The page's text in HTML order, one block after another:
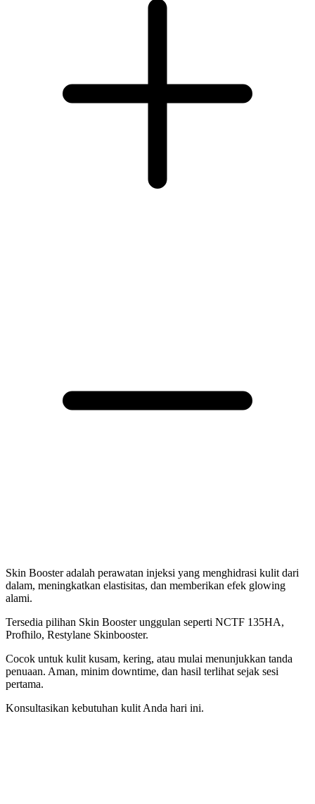
Skin Booster adalah perawatan injeksi yang menghidrasi kulit dari
dalam, meningkatkan elastisitas, dan memberikan efek glowing
alami.
Tersedia pilihan Skin Booster unggulan seperti NCTF 135HA,
Profhilo, Restylane Skinbooster.
Cocok untuk kulit kusam, kering, atau mulai menunjukkan tanda
penuaan. Aman, minim downtime, dan hasil terlihat sejak sesi
pertama.
Konsultasikan kebutuhan kulit Anda hari ini.